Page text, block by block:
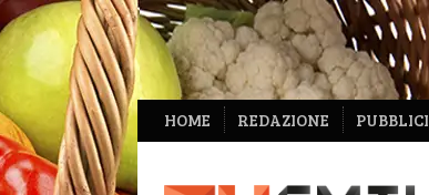
NAVIGAZIONE
SECONDARIA
HOME REDAZIONE